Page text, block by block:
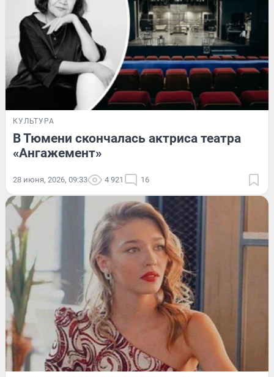
КУЛЬТУРА
В Тюмени скончалась актриса театра
«Ангажемент»
28 июня, 2026, 09:33 4 921 16